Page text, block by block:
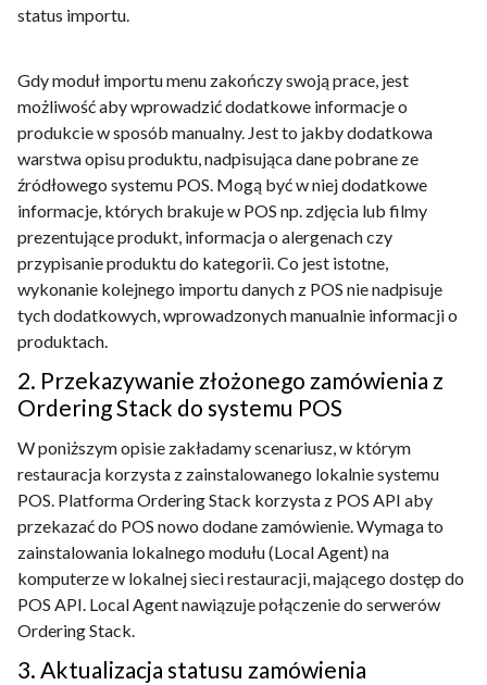
status importu.
Gdy moduł importu menu zakończy swoją prace, jest
możliwość aby wprowadzić dodatkowe informacje o
produkcie w sposób manualny. Jest to jakby dodatkowa
warstwa opisu produktu, nadpisująca dane pobrane ze
źródłowego systemu POS. Mogą być w niej dodatkowe
informacje, których brakuje w POS np. zdjęcia lub filmy
prezentujące produkt, informacja o alergenach czy
przypisanie produktu do kategorii. Co jest istotne,
wykonanie kolejnego importu danych z POS nie nadpisuje
tych dodatkowych, wprowadzonych manualnie informacji o
produktach.
2. Przekazywanie złożonego zamówienia z
Ordering Stack do systemu POS
W poniższym opisie zakładamy scenariusz, w którym
restauracja korzysta z zainstalowanego lokalnie systemu
POS. Platforma Ordering Stack korzysta z POS API aby
przekazać do POS nowo dodane zamówienie. Wymaga to
zainstalowania lokalnego modułu (Local Agent) na
komputerze w lokalnej sieci restauracji, mającego dostęp do
POS API. Local Agent nawiązuje połączenie do serwerów
Ordering Stack.
3. Aktualizacja statusu zamówienia